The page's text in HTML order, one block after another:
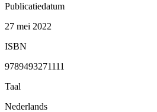
Publicatiedatum
27 mei 2022
ISBN
9789493271111
Taal
Nederlands